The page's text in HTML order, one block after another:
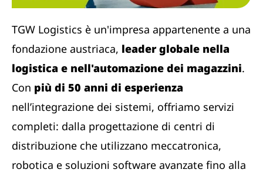
TGW Logistics è un'impresa appartenente a una
fondazione austriaca, leader globale nella
logistica e nell'automazione dei magazzini.
Con più di 50 anni di esperienza
nell’integrazione dei sistemi, offriamo servizi
completi: dalla progettazione di centri di
distribuzione che utilizzano meccatronica,
robotica e soluzioni software avanzate fino alla